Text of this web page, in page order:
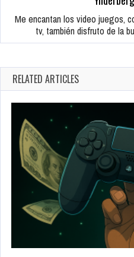
Me encantan los video juegos,
tv, también disfruto de la
RELATED ARTICLES